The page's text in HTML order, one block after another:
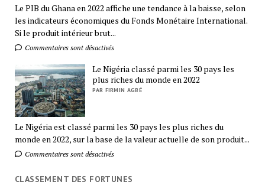
Le PIB du Ghana en 2022 affiche une tendance à la baisse, selon
les indicateurs économiques du Fonds Monétaire International.
Si le produit intérieur brut...
Commentaires sont désactivés
Le Nigéria classé parmi les 30 pays les
plus riches du monde en 2022
PAR FIRMIN AGBÉ
Le Nigéria est classé parmi les 30 pays les plus riches du
monde en 2022, sur la base de la valeur actuelle de son produit...
Commentaires sont désactivés
CLASSEMENT DES FORTUNES